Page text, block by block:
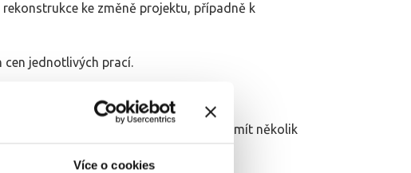
Více o cookies
ke změně projektu, případně k
cen jednotlivých prací.
ceny všech položek.
a pracovními postupy by měla nabídka mít několik